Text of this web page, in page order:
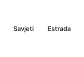
Savjeti Estrada